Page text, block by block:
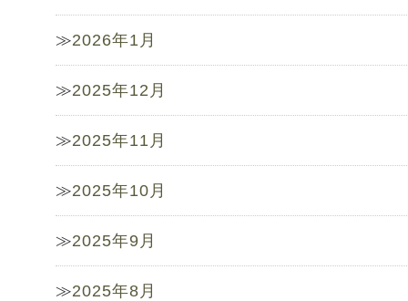
2026年1月
2025年12月
2025年11月
2025年10月
2025年9月
2025年8月